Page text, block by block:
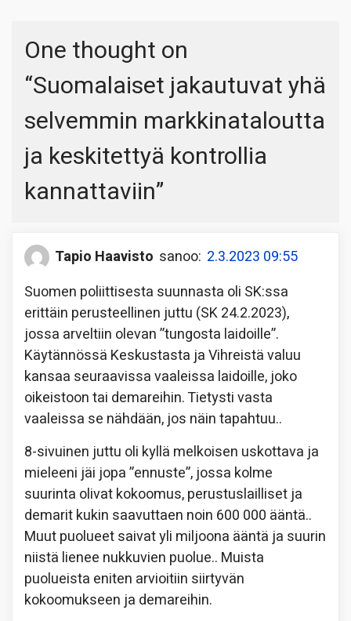
One thought on
“Suomalaiset jakautuvat yhä
selvemmin markkinataloutta
ja keskitettyä kontrollia
kannattaviin”
Tapio Haavisto sanoo: 2.3.2023 09:55
Suomen poliittisesta suunnasta oli SK:ssa
erittäin perusteellinen juttu (SK 24.2.2023),
jossa arveltiin olevan ”tungosta laidoille”.
Käytännössä Keskustasta ja Vihreistä valuu
kansaa seuraavissa vaaleissa laidoille, joko
oikeistoon tai demareihin. Tietysti vasta
vaaleissa se nähdään, jos näin tapahtuu..
8-sivuinen juttu oli kyllä melkoisen uskottava ja
mieleeni jäi jopa ”ennuste”, jossa kolme
suurinta olivat kokoomus, perustuslailliset ja
demarit kukin saavuttaen noin 600 000 ääntä..
Muut puolueet saivat yli miljoona ääntä ja suurin
niistä lienee nukkuvien puolue.. Muista
puolueista eniten arvioitiin siirtyvän
kokoomukseen ja demareihin.